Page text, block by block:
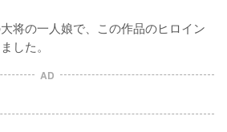
将の一人娘で、この作品のヒロイン
した。
AD